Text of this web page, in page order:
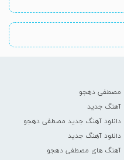
مصطفی دهجو
آهنگ جدید
دانلود آهنگ جدید مصطفی دهجو
دانلود آهنگ جدید
آهنگ های مصطفی دهجو